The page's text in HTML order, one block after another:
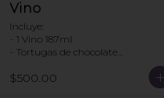
Vino
Incluye:
- 1 Vino 187ml
- Tortugas de chocolate
- Pretzels con chocolate
$500.00